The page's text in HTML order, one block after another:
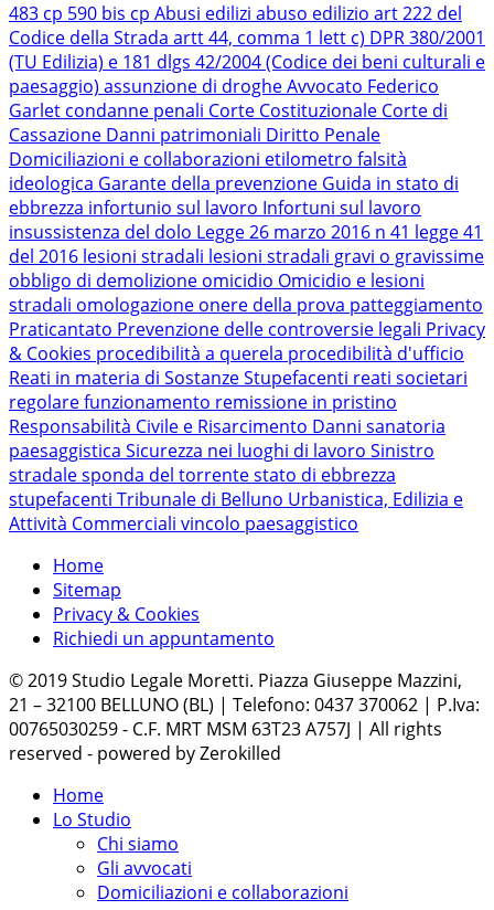
483 cp 590 bis cp Abusi edilizi abuso edilizio art 222 del
Codice della Strada artt 44, comma 1 lett c) DPR 380/2001
(TU Edilizia) e 181 dlgs 42/2004 (Codice dei beni culturali e
paesaggio) assunzione di drogheAvvocato Federico
Garlet condanne penali Corte Costituzionale Corte di
Cassazione Danni patrimoniali Diritto Penale
Domiciliazioni e collaborazioni etilometro falsità
ideologica Garante della prevenzione Guida in stato di
ebbrezza infortunio sul lavoro Infortuni sul lavoro
insussistenza del dolo Legge 26 marzo 2016 n 41 legge 41
del 2016 lesioni stradali lesioni stradali gravi o gravissime
obbligo di demolizione omicidio Omicidio e lesioni
stradali omologazione onere della prova patteggiamento
Praticantato Prevenzione delle controversie legali Privacy
& Cookies procedibilità a querela procedibilità d'ufficio
Reati in materia di Sostanze Stupefacenti reati societari
regolare funzionamento remissione in pristino
Responsabilità Civile e Risarcimento Danni sanatoria
paesaggistica Sicurezza nei luoghi di lavoro Sinistro
stradalesponda del torrentestato di ebbrezza
stupefacenti Tribunale di Belluno Urbanistica, Edilizia e
Attività Commerciali vincolo paesaggistico
Home
Sitemap
Privacy & Cookies
Richiedi un appuntamento
© 2019 Studio Legale Moretti. Piazza Giuseppe Mazzini,
21 – 32100 BELLUNO (BL) | Telefono: 0437 370062 | P.Iva:
00765030259 - C.F. MRT MSM 63T23 A757J | All rights
reserved - powered by Zerokilled
Home
Lo Studio
Chi siamo
Gli avvocati
Domiciliazioni e collaborazioni